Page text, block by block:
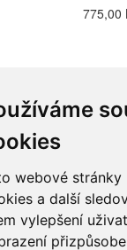
webové
a další
vylepšení
775,00